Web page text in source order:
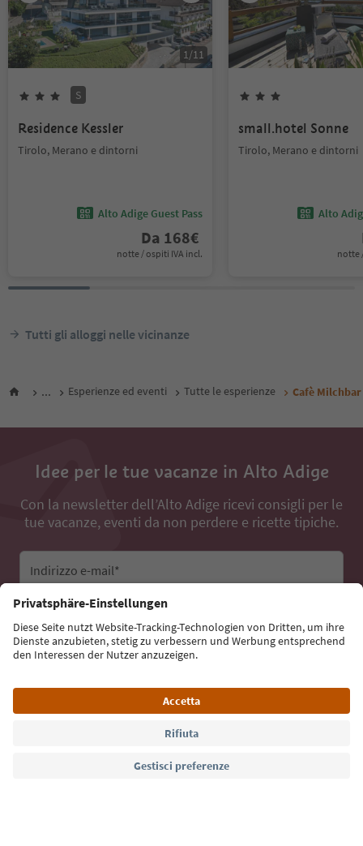
1/11
S
Residence Kessler
Tirolo, Merano e dintorni
Alto Adige Guest Pass
Da 168€
notte / ospiti IVA incl.
small.hotel Sonne
Tirolo, Merano e dintorni
Alto
notte
Tutti gli alloggi nelle vicinanze
... Esperienze ed eventi Tutte le esperienze Cafè Milchbar
Idee per le tue vacanze in Alto Adige
Con la newsletter dell’Alto Adige ricevi consigli per le
tue vacanze, eventi da non perdere e ricette tipiche.
Indirizzo e-mail*
Iscriviti alla newsletter